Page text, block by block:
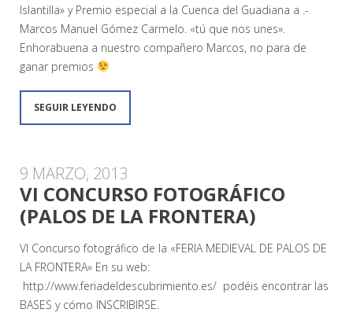
Islantilla» y Premio especial a la Cuenca del Guadiana a .-
Marcos Manuel Gómez Carmelo. «tú que nos unes».
Enhorabuena a nuestro compañero Marcos, no para de
ganar premios
SEGUIR LEYENDO
9 MARZO, 2013
VI CONCURSO FOTOGRÁFICO
(PALOS DE LA FRONTERA)
VI Concurso fotográfico de la «FERIA MEDIEVAL DE PALOS DE
LA FRONTERA» En su web:
http://www.feriadeldescubrimiento.es/ podéis encontrar las
BASES y cómo INSCRIBIRSE.